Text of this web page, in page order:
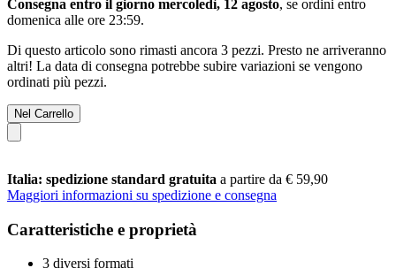
Consegna entro il giorno mercoledì, 12 agosto, se ordini entro
domenica alle ore 23:59.
Di questo articolo sono rimasti ancora 3 pezzi. Presto ne arriveranno
altri! La data di consegna potrebbe subire variazioni se vengono
ordinati più pezzi.
Nel Carrello
Italia: spedizione standard gratuita a partire da € 59,90
Maggiori informazioni su spedizione e consegna
Caratteristiche e proprietà
3 diversi formati